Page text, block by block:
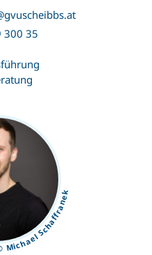
300 35
Schaffranek